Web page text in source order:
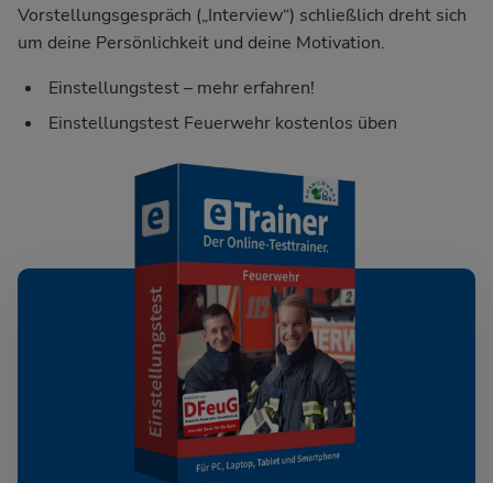
Vorstellungsgespräch („Interview“) schließlich dreht sich
um deine Persönlichkeit und deine Motivation.
Einstellungstest – mehr erfahren!
Einstellungstest Feuerwehr kostenlos üben